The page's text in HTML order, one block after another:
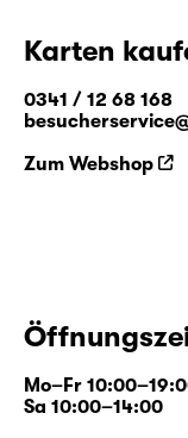
Karten
0341 / 12 68 168
Zum Webshop
Mo–Fr
Sa 10:00–14:00